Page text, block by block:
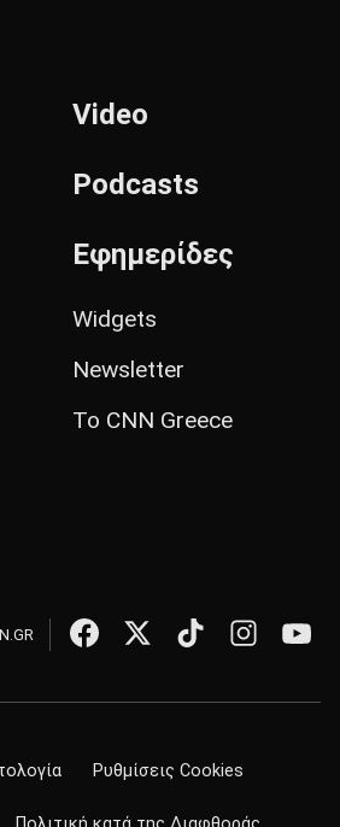
Video
Podcasts
Εφημερίδες
Widgets
Newsletter
Το CNN Greece
Ρυθμίσεις Cookies